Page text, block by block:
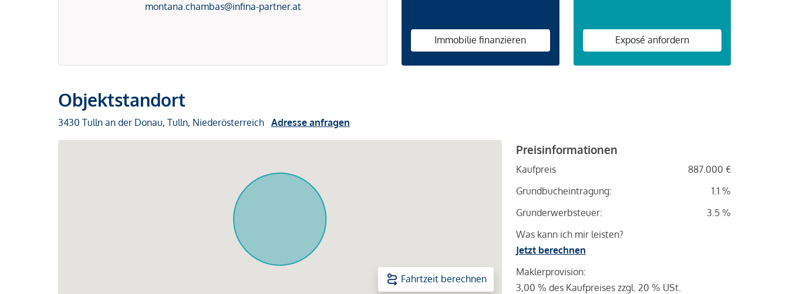
montana.chambas@infina-partner.at
Immobilie finanzieren Exposé anfordern
Objektstandort
3430 Tulln an der Donau, Tulln, Niederösterreich Adresse anfragen
Fahrtzeit berechnen
Preisinformationen
Kaufpreis
887.000 €
Grundbucheintragung:
1.1 %
Grunderwerbsteuer:
3.5 %
Was kann ich mir leisten?
Jetzt berechnen
Maklerprovision:
3,00 % des Kaufpreises zzgl. 20 % USt.